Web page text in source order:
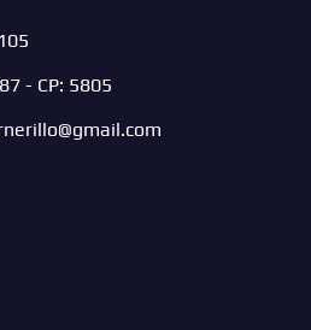
- CP: 5805